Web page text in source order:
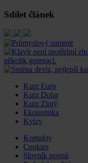
Sdílet článek
Kurz Euro
Kurz Dolar
Kurz Zlotý
Ekonomika
Kvízy
Kontakty
Cookies
Slovník pojmů